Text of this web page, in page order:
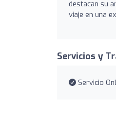
destacan su
viaje en una
Servicios y
Servicio